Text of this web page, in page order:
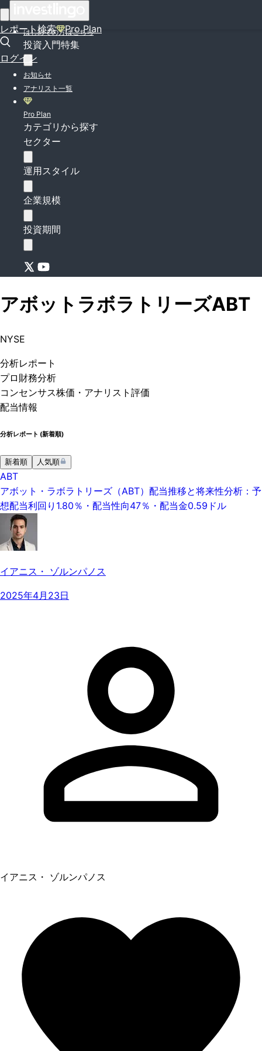
レポート検索 Pro Plan
ログイン
はじめての方はこちら
投資入門特集
お知らせ
アナリスト一覧
Pro Plan
カテゴリから探す
セクター
運用スタイル
企業規模
投資期間
アボットラボラトリーズABT
NYSE
分析レポート
プロ 財務分析
コンセンサス株価 ・アナリスト評価
配当情報
分析レポート (新着順)
新着順 人気順
ABT
アボット・ラボラトリーズ（ABT）配当推移と将来性分析：予
想配当利回り1.80％・配当性向47％・配当金0.59ドル
イアニス・ ゾルンパノス
2025年4月23日
イアニス・ ゾルンパノス